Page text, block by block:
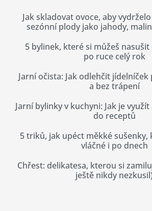
Jak skladovat ovoce, aby
sezónní plody jako jahody,
5 bylinek, které si můžeš
po ruce celý rok
Jarní očista: Jak odlehčit
a bez trápení
Jarní bylinky v kuchyni: Jak je
do receptů
5 triků, jak upéct měkké sušenky,
vláčné i po dnech
Chřest: delikatesa, kterou si
ještě nikdy